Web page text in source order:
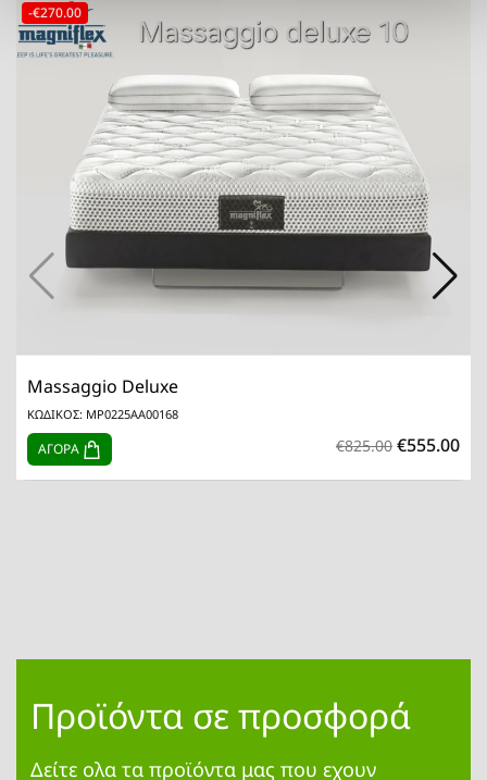
Massaggio Deluxe
ΚΩΔΙΚΟΣ: MP0225AA00168
ΑΓΟΡΑ €825.00 €555.00
-€270.00
Προϊόντα σε προσφορά
Δείτε ολα τα προϊόντα μας που εχουν